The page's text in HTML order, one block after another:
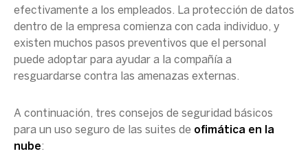
efectivamente a los empleados. La protección de datos
dentro de la empresa comienza con cada individuo, y
existen muchos pasos preventivos que el personal
puede adoptar para ayudar a la compañía a
resguardarse contra las amenazas externas.
A continuación, tres consejos de seguridad básicos
para un uso seguro de las suites de ofimática en la
nube: